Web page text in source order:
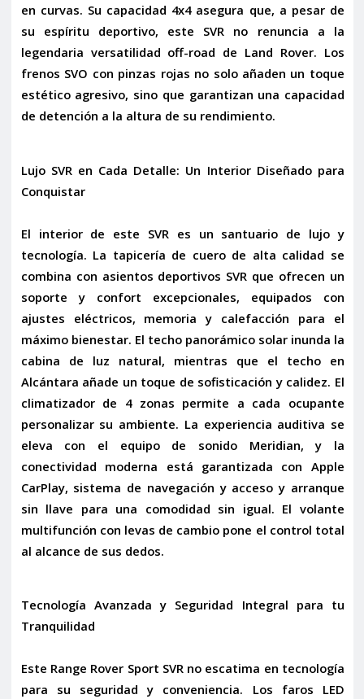
en curvas. Su capacidad 4x4 asegura que, a pesar de
su espíritu deportivo, este SVR no renuncia a la
legendaria versatilidad off-road de Land Rover. Los
frenos SVO con pinzas rojas no solo añaden un toque
estético agresivo, sino que garantizan una capacidad
de detención a la altura de su rendimiento.
Lujo SVR en Cada Detalle: Un Interior Diseñado para
Conquistar
El interior de este SVR es un santuario de lujo y
tecnología. La tapicería de cuerode alta calidad se
combina con asientos deportivos SVR que ofrecen un
soporte y confort excepcionales, equipados con
ajustes eléctricos, memoria y calefacción para el
máximo bienestar. El techo panorámico solarinunda la
cabina de luz natural, mientras que el techo en
Alcántara añade un toque de sofisticación y calidez. El
climatizador de 4 zonas permite a cada ocupante
personalizar su ambiente. La experiencia auditiva se
eleva con el equipo de sonido Meridian, y la
conectividad moderna está garantizada con Apple
CarPlay, sistema de navegación y acceso y arranque
sin llave para una comodidad sin igual. El volante
multifunción con levas de cambio pone el control total
al alcance de sus dedos.
Tecnología Avanzada y Seguridad Integral para tu
Tranquilidad
Este Range Rover Sport SVR no escatima en tecnología
para su seguridad y conveniencia. Los faros LED